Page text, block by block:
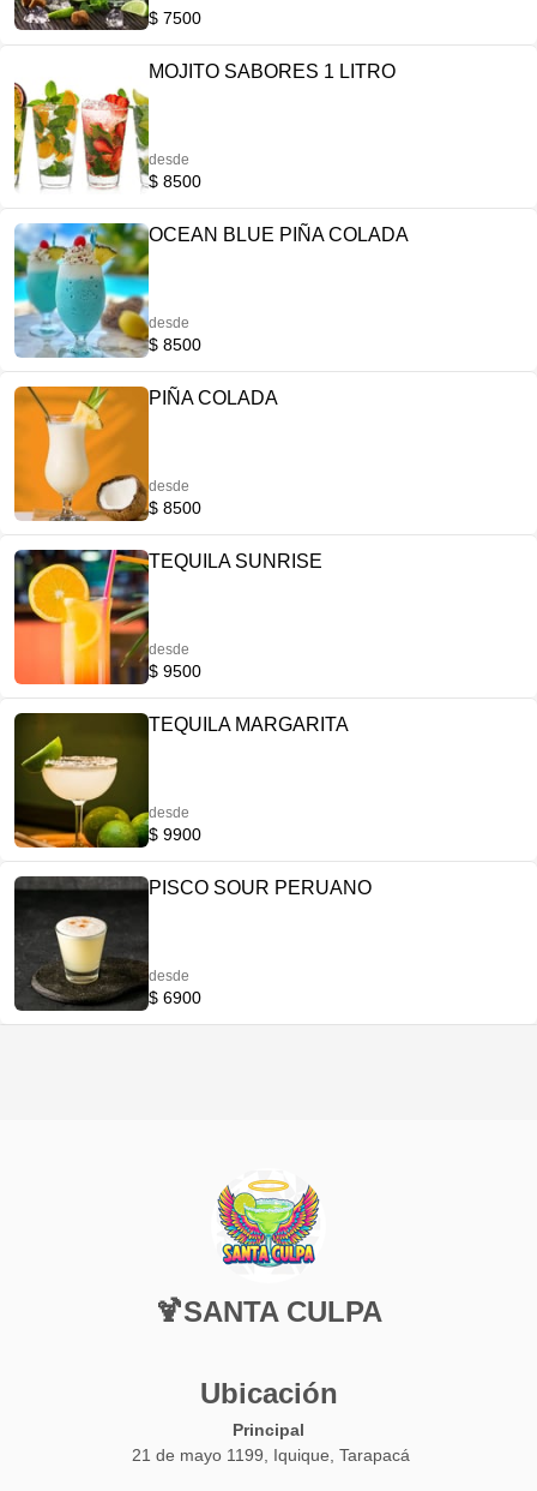
$ 7500
MOJITO SABORES 1 LITRO
desde
$ 8500
OCEAN BLUE PIÑA COLADA
desde
$ 8500
PIÑA COLADA
desde
$ 8500
TEQUILA SUNRISE
desde
$ 9500
TEQUILA MARGARITA
desde
$ 9900
PISCO SOUR PERUANO
desde
$ 6900
🍹SANTA CULPA
Ubicación
Principal
21 de mayo 1199, Iquique, Tarapacá